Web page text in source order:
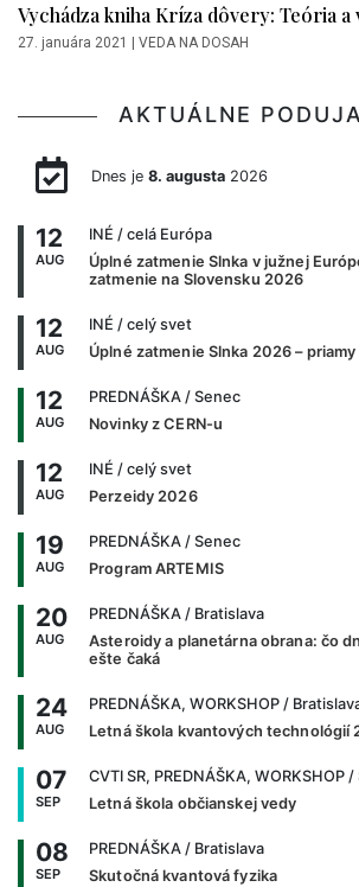
Vychádza kniha Kríza dôvery: Teória a
27. januára 2021 VEDA NA DOSAH
AKTUÁLNE
Dnes je 8. augusta2026
12
AUG
INÉ / celá Európa
Úplné zatmenie Slnka v južnej
zatmenie na Slovensku 2026
12
AUG
INÉ / celý svet
Úplné zatmenie Slnka 2026 –
12
AUG
PREDNÁŠKA / Senec
Novinky z CERN-u
12
AUG
INÉ / celý svet
Perzeidy 2026
19
AUG
PREDNÁŠKA / Senec
Program ARTEMIS
20
AUG
PREDNÁŠKA / Bratislava
Asteroidy a planetárna obrana: čo
ešte čaká
24
AUG
PREDNÁŠKA, WORKSHOP /
Letná škola kvantových technológií
07
SEP
CVTI SR, PREDNÁŠKA, WORKSHOP /
Letná škola občianskej vedy
08
SEP
PREDNÁŠKA / Bratislava
Skutočná kvantová fyzika